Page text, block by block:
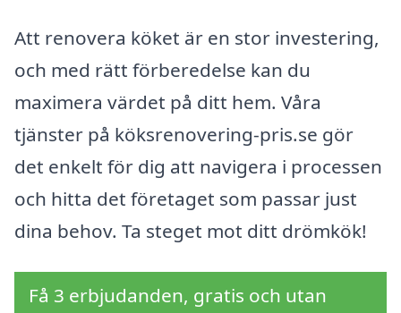
Att renovera köket är en stor investering,
och med rätt förberedelse kan du
maximera värdet på ditt hem. Våra
tjänster på köksrenovering-pris.se gör
det enkelt för dig att navigera i processen
och hitta det företaget som passar just
dina behov. Ta steget mot ditt drömkök!
Få 3 erbjudanden, gratis och utan